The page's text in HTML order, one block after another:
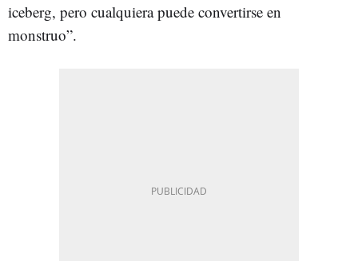
iceberg, pero cualquiera puede convertirse en
monstruo”.